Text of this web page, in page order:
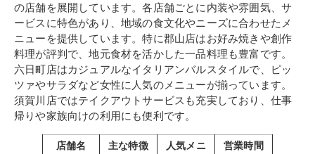
の店舗を展開しています。各店舗ごとに内装や雰囲気、サ
ービスに特色があり、地域の食文化やニーズに合わせたメ
ニューを提供しています。特に郡山店はお好み焼きや創作
料理が評判で、地元食材を活かした一品料理も豊富です。
六日町店はカジュアルなイタリアンバルスタイルで、ピッ
ツァやサラダなど女性に人気のメニューが揃っています。
須賀川店ではテイクアウトサービスも充実しており、仕事
帰りや家族向けの利用にも便利です。
店舗名 主な特徴
人気メニ
営業時間